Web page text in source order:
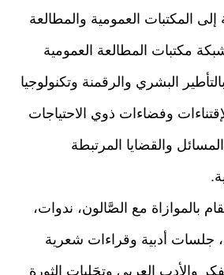
إلى المكتبات العمومية والمطالعة
مكتبات المطالعة العمومية
البشري والرقمنة وتكنولوجيا
وفضاءات ذوي الاحتياجات
والقضايا المرتبطة
بالموازاة مع الصَّالون، ندوات،
أدبية وقراءات شعرية
والأدب العربي وتجَليات الثورة